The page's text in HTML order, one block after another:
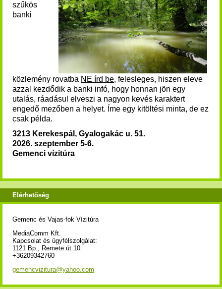
szűkös
banki
közlemény rovatba NE írd be, felesleges, hiszen eleve
azzal kezdődik a banki infó, hogy honnan jön egy
utalás, ráadásul elveszi a nagyon kevés karaktert
engedő mezőben a helyet. Íme egy kitöltési minta, de ez
csak példa.
3213 Kerekespál, Gyalogakác u. 51.
2026. szeptember 5-6.
Gemenci vízitúra
Elérhetőség
Gemenc és Vajas-fok Vízitúra
MediaComm Kft.
Kapcsolat és ügyfélszolgálat:
1121 Bp., Remete út 10.
+36209342760
gemencvizitura@yahoo.com